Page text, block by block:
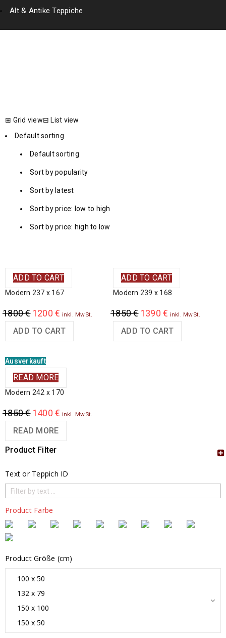
Alt & Antike Teppiche
⊞ Grid view⊟ List view
Default sorting
Default sorting
Sort by popularity
Sort by latest
Sort by price: low to high
Sort by price: high to low
ADD TO CART
Modern 237 x 167
1800€ 1200 € inkl. MwSt.
ADD TO CART
ADD TO CART
Modern 239 x 168
1850€ 1390 € inkl. MwSt.
ADD TO CART
Ausverkauft
READ MORE
Modern 242 x 170
1850€ 1400 € inkl. MwSt.
READ MORE
Product Filter
Text or Teppich ID
Product Farbe
Product Größe (cm)